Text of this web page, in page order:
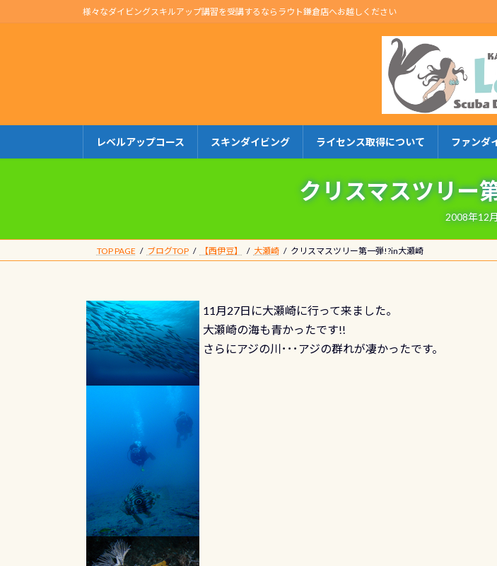
ン
キ
プ
ビ
に
動
様々なダイビングスキルアップ講習を受講するならラウト鎌倉店へお越しください
レベルアップコース スキンダイビング ライセンス取得について ファンダ
クリスマスツリー
2008年12
TOP PAGE ブログTOP 【西伊豆】 大瀬崎 クリスマスツリー第一弾!?in大瀬崎
11月27日に大瀬崎に行って来ました。
大瀬崎の海も青かったです!!
さらにアジの川･･･アジの群れが凄かったです。